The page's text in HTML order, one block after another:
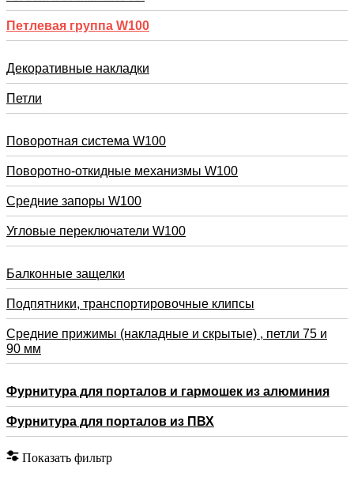
Петлевая группа W100
Декоративные накладки
Петли
Поворотная система W100
Поворотно-откидные механизмы W100
Средние запоры W100
Угловые переключатели W100
Балконные защелки
Подпятники, транспортировочные клипсы
Средние прижимы (накладные и скрытые) , петли 75 и
90 мм
Фурнитура для порталов и гармошек из алюминия
Фурнитура для порталов из ПВХ
Показать фильтр